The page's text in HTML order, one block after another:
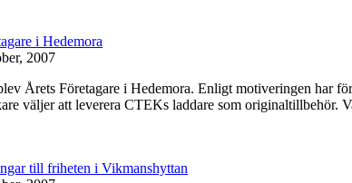
i Hedemora
2007
Årets Företagare i Hedemora. Enligt motiveringen har
väljer att leverera CTEKs laddare som
till friheten i Vikmanshyttan